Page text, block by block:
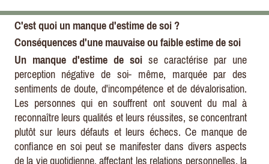
C'est quoi un manque d'estime de soi ?
Conséquences d'une mauvaise ou faible estime de soi
Un manque d'estime de soise caractérise par une
perception négative de soi- même, marquée par des
sentiments de doute, d'incompétence et de dévalorisation.
Les personnes qui en souffrent ont souvent du mal à
reconnaître leurs qualités et leurs réussites, se concentrant
plutôt sur leurs défauts et leurs échecs. Ce manque de
confiance en soi peut se manifester dans divers aspects